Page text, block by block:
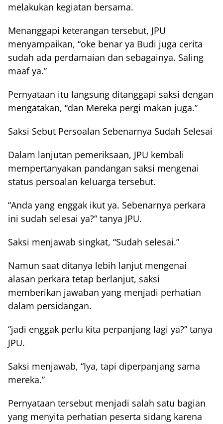
melakukan kegiatan bersama.
Menanggapi keterangan tersebut, JPU
menyampaikan, “oke benar ya Budi juga cerita
sudah ada perdamaian dan sebagainya. Saling
maaf ya.”
Pernyataan itu langsung ditanggapi saksi dengan
mengatakan, “dan Mereka pergi makan juga.”
Saksi Sebut Persoalan Sebenarnya Sudah Selesai
Dalam lanjutan pemeriksaan, JPU kembali
mempertanyakan pandangan saksi mengenai
status persoalan keluarga tersebut.
“Anda yang enggak ikut ya. Sebenarnya perkara
ini sudah selesai ya?” tanya JPU.
Saksi menjawab singkat, “Sudah selesai.”
Namun saat ditanya lebih lanjut mengenai
alasan perkara tetap berlanjut, saksi
memberikan jawaban yang menjadi perhatian
dalam persidangan.
“jadi enggak perlu kita perpanjang lagi ya?” tanya
JPU.
Saksi menjawab, “Iya, tapi diperpanjang sama
mereka.”
Pernyataan tersebut menjadi salah satu bagian
yang menyita perhatian peserta sidang karena